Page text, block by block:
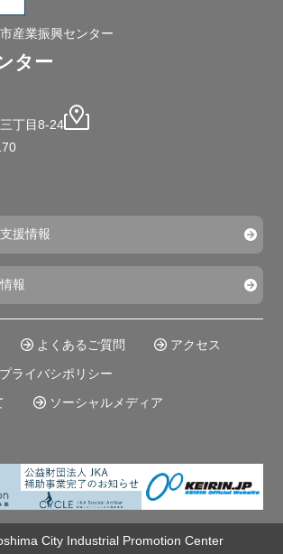
産業振興センター
ター
丁目8-24
援情報
報
よくあるご質問
アクセス
プライバシポリシー
ソーシャルメディア
City Industrial Promotion Center